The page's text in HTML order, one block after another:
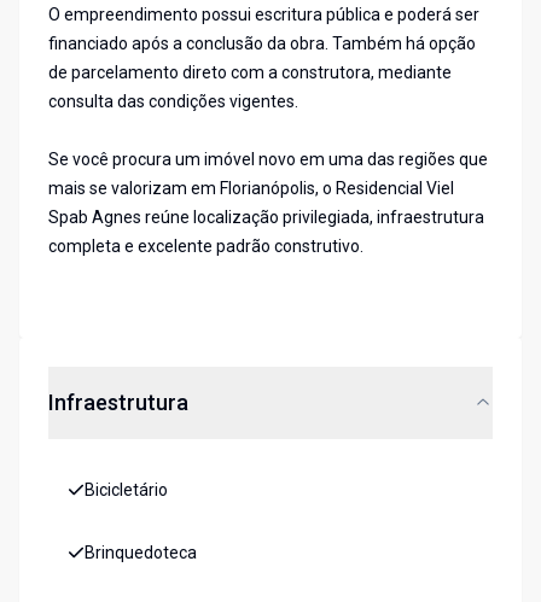
O empreendimento possui escritura pública e poderá ser
financiado após a conclusão da obra. Também há opção
de parcelamento direto com a construtora, mediante
consulta das condições vigentes.
Se você procura um imóvel novo em uma das regiões que
mais se valorizam em Florianópolis, o Residencial Viel
Spab Agnes reúne localização privilegiada, infraestrutura
completa e excelente padrão construtivo.
Infraestrutura
Bicicletário
Brinquedoteca